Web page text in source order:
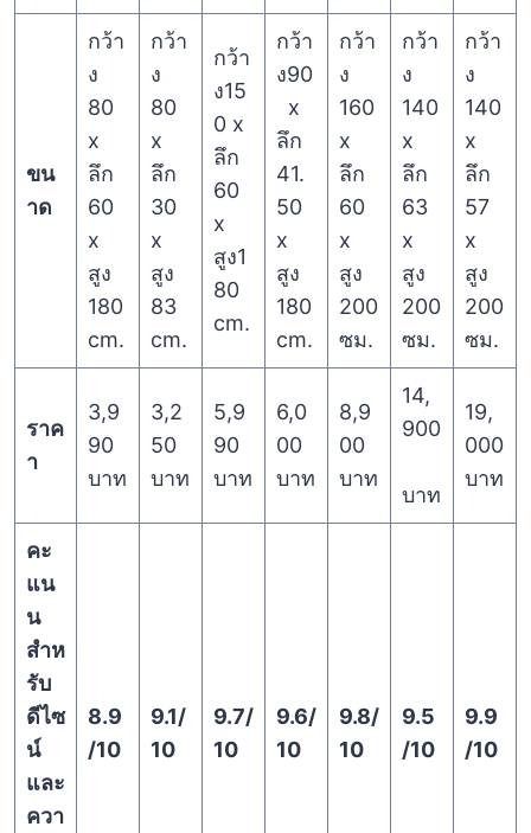
ขน
าด
กว้า
ง
80
x
ลึก
60
x
สูง
180
cm.
กว้า
ง
80
x
ลึก
30
x
สูง
83
cm.
กว้า
ง15
0 x
ลึก
60
x
สูง1
80
cm.
กว้า
ง90
x
ลึก
41.
50
x
สูง
180
cm.
กว้า
ง
160
x
ลึก
60
x
สูง
200
ซม.
กว้า
ง
140
x
ลึก
63
x
สูง
200
ซม.
กว้า
ง
140
x
ลึก
57
x
สูง
200
ซม.
ราค
า
3,9
90
บาท
3,2
50
บาท
5,9
90
บาท
6,0
00
บาท
8,9
00
บาท
14,
900
บาท
19,
000
บาท
คะ
แน
น
สำห
รับ
ดีไซ
น์
และ
ควา
8.9
/10
9.1/
10
9.7/
10
9.6/
10
9.8/
10
9.5
/10
9.9
/10